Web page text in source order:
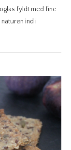
fyldt med fine
ind i